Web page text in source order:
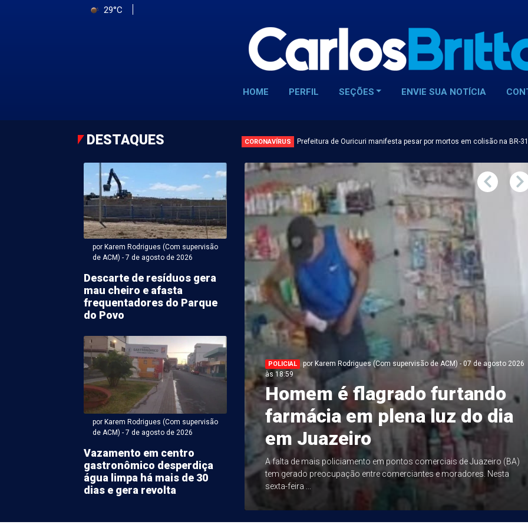
29°C
HOME PERFIL SEÇÕES ENVIE SUA NOTÍCIA
DESTAQUES CORONAVÍRUS Prefeitura de Ouricuri manifesta pesar por mortos em colisão na BR-
por Karem Rodrigues (Com supervisão
de ACM) - 7 de agosto de 2026
Descarte de resíduos gera
mau cheiro e afasta
frequentadores do Parque
do Povo
por Karem Rodrigues (Com supervisão
de ACM) - 7 de agosto de 2026
Vazamento em centro
gastronômico desperdiça
água limpa há mais de 30
dias e gera revolta
Carlos Miranda - 07 de agosto 2026 às 17:14
e Suzana querem
para canais a céu
Juazeiro
após a Prefeitura de Juazeiro (BA) anunciar a
de R$ 110 milhões para ...
POLICIAL
por Karem Rodrigues (Com supervisão de ACM) - 07 de agosto 2026
às 18:59
Homem é flagrado furtando
farmácia em plena luz do dia
em Juazeiro
A falta de mais policiamento em pontos comerciais de Juazeiro (BA)
tem gerado preocupação entre comerciantes e moradores. Nesta
sexta-feira ...